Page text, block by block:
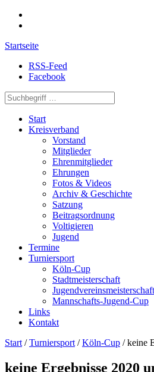
Startseite
RSS-Feed
Facebook
Start
Kreisverband
Vorstand
Mitglieder
Ehrenmitglieder
Ehrungen
Fotos & Videos
Archiv & Geschichte
Satzung
Beitragsordnung
Voltigieren
Jugend
Termine
Turniersport
Köln-Cup
Stadtmeisterschaft
Jugendvereinsmeisterschaft
Mannschafts-Jugend-Cup
Links
Kontakt
Start /Turniersport /Köln-Cup /keine
keine Ergebnisse 2020